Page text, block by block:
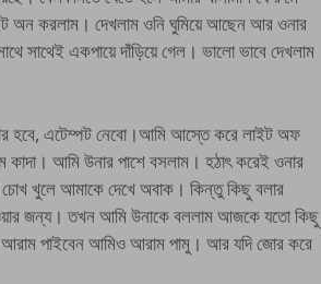
অন করলাম। দেখলাম ওনি ঘুমিয়ে আছেন আর ওনার
সাথেই একপায়ে দাঁড়িয়ে গেল। ভালো ভাবে দেখলাম
হবে, এটেম্পট নেবো।আমি আস্তে করে লাইট অফ
আমি উনার পাশে বসলাম। হঠাৎ করেই ওনার
খুলে আমাকে দেখে অবাক। কিন্তু কিছু বলার
জন্য। তখন আমি উনাকে বললাম আজকে যতো কিছু
পাইবেন আমিও আরাম পামু। আর যদি জোর করে